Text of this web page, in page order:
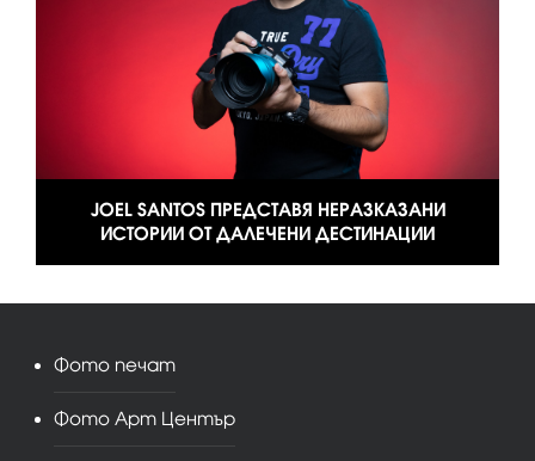
JOEL SANTOS ПРЕДСТАВЯ НЕРАЗКАЗАНИ
ИСТОРИИ ОТ ДАЛЕЧЕНИ ДЕСТИНАЦИИ
Фото печат
Фото Арт Център